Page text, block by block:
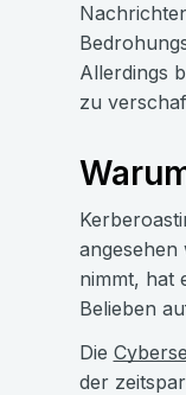
Allerdings
zu
angesehen
nimmt, hat
Belieben
Die
der